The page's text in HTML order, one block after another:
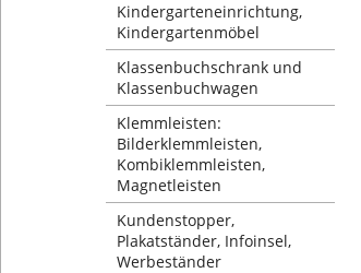
Kindergarteneinrichtung,
Kindergartenmöbel
Klassenbuchschrank und
Klassenbuchwagen
Klemmleisten:
Bilderklemmleisten,
Kombiklemmleisten,
Magnetleisten
Kundenstopper,
Plakatständer, Infoinsel,
Werbeständer